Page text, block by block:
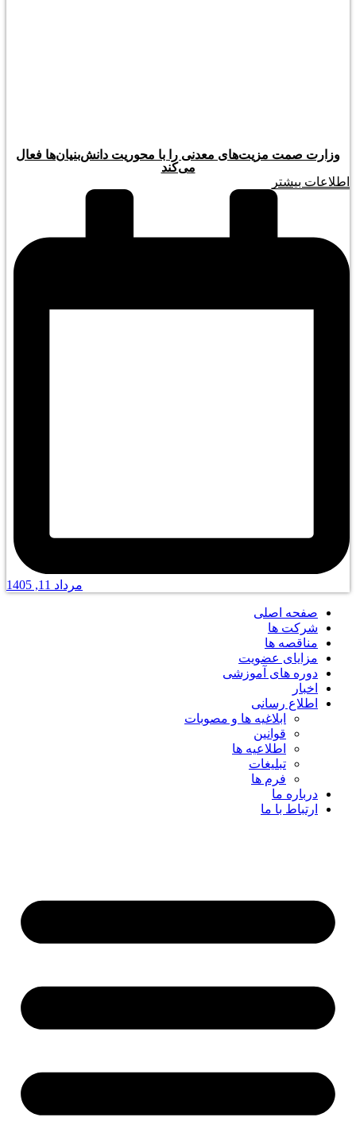
وزارت صمت مزیت‌های معدنی را با محوریت دانش‌بنیان‌ها فعال
می‌کند
اطلاعات بیشتر
مرداد 11, 1405
صفحه اصلی
شرکت ها
مناقصه ها
مزایای عضویت
دوره های آموزشی
اخبار
اطلاع رسانی
ابلاغیه ها و مصوبات
قوانین
اطلاعیه ها
تبلیغات
فرم ها
درباره ما
ارتباط با ما